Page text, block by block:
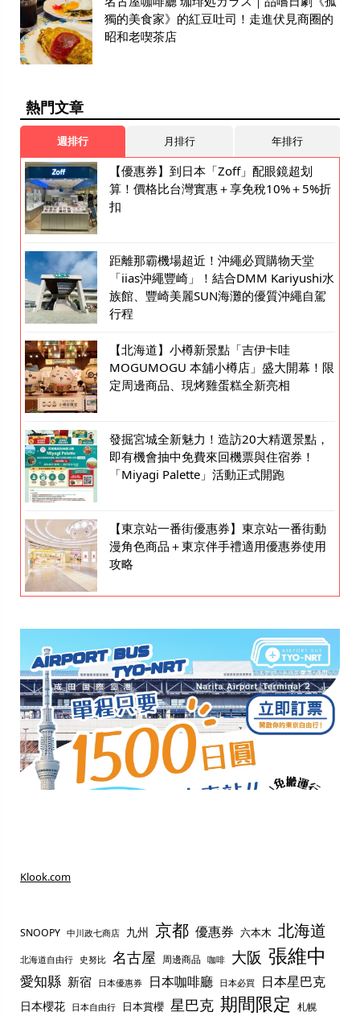
獨的美食家》的紅豆吐司！走進伏見商圈的
昭和老喫茶店
熱門文章
週排行 月排行 年排行
【優惠券】到日本「Zoff」配眼鏡超划
算！價格比台灣實惠＋享免稅10%＋5%折
扣
距離那霸機場超近！沖繩必買購物天堂
「iias沖繩豐崎」！結合DMM Kariyushi水
族館、豐崎美麗SUN海灘的優質沖繩自駕
行程
【北海道】小樽新景點「吉伊卡哇
MOGUMOGU 本舖小樽店」盛大開幕！限
定周邊商品、現烤雞蛋糕全新亮相
發掘宮城全新魅力！造訪20大精選景點，
即有機會抽中免費來回機票與住宿券！
「Miyagi Palette」活動正式開跑
【東京站一番街優惠券】東京站一番街動
漫角色商品＋東京伴手禮適用優惠券使用
攻略
Klook.com
SNOOPY 中川政七商店 九州 京都 優惠券 六本木 北海道
北海道自由行 史努比 名古屋 周邊商品 咖啡 大阪 張維中
愛知縣 新宿 日本優惠券 日本咖啡廳 日本必買 日本星巴克
日本櫻花 日本自由行 日本賞櫻 星巴克 期間限定 札幌